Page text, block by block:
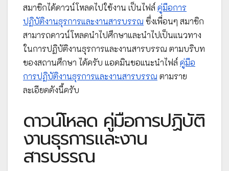
สมาชิกได้ดาวน์โหลดไปใช้งาน เป็นไฟล์ คู่มือการ
ปฏิบัติงานธุรการและงานสารบรรณ ซึ่งเพื่อนๆ สมาชิก
สามารถดาวน์โหลดนำไปศึกษาและนำไปเป็นแนวทาง
ในการปฏิบัติงานธุรการและงานสารบรรณ ตามบริบท
ของสถานศึกษา ได้ครับ แอดมินขอแนะนำไฟล์ คู่มือ
การปฏิบัติงานธุรการและงานสารบรรณ ตามราย
ละเอียดดังนี้ครับ
ดาวน์โหลด คู่มือการปฏิบัติ
งานธุรการและงาน
สารบรรณ